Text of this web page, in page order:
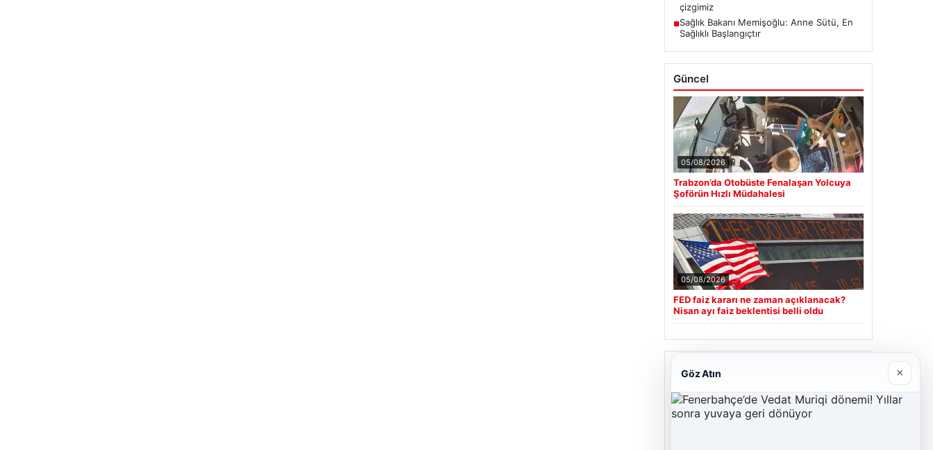
çizgimiz
■Sağlık Bakanı Memişoğlu: Anne Sütü, En
Sağlıklı Başlangıçtır
Güncel
05/08/2026
Trabzon’da Otobüste Fenalaşan Yolcuya
Şoförün Hızlı Müdahalesi
05/08/2026
FED faiz kararı ne zaman açıklanacak?
Nisan ayı faiz beklentisi belli oldu
Son Eklenen Firmalar
Cengiz Sigorta
23/06/2026
Göz Atın ×